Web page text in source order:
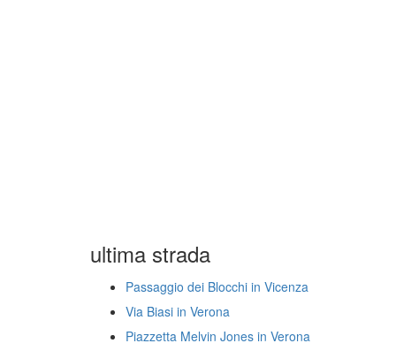
ultima strada
Passaggio dei Blocchi in Vicenza
Via Biasi in Verona
Piazzetta Melvin Jones in Verona